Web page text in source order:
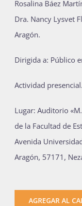
Rosalina Báez
Dra. Nancy Lysvet
Aragón.
Dirigida a: Público
Actividad presencial.
Lugar: Auditorio
de la Facultad de
Avenida
Aragón, 57171,
AGREGAR AL